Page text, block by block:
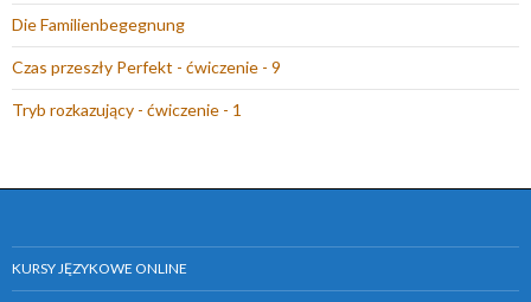
Die Familienbegegnung
Czas przeszły Perfekt - ćwiczenie - 9
Tryb rozkazujący - ćwiczenie - 1
KURSY JĘZYKOWE ONLINE